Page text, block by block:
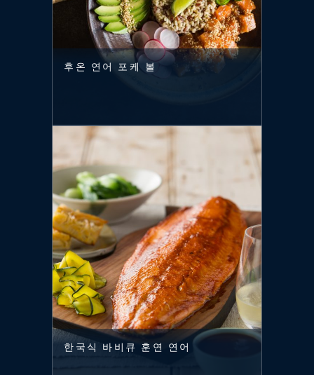
후온 연어 포케 볼
한국식 바비큐 훈연 연어